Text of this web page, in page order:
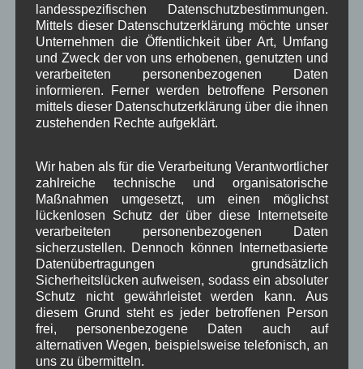
Dorferneuerung(154)
Gemeinderat
in Wallgau(1.091)
Kommunalpolitik(85)
Pressespiegel(282)
um Wallgau(258)
Wallgau im Netz(65)
Schlagwörter
1250-Jahre ,AlpenRaum , Arbeitsgruppe 1-13 ,
Arbeitsmarkt ,Asyl , Bauvorhaben ,
Bildergalerie , Brauchtum , Corona ,
Dorferneuerung , Dorfleben
Dorfplatz ,Energiewende , Fest G7 ,
landesspezifischen Datenschutzbestimmungen.
Mittels dieser Datenschutzerklärung möchte unser
Unternehmen die Öffentlichkeit über Art, Umfang
und Zweck der von uns erhobenen, genutzten und
verarbeiteten personenbezogenen Daten
informieren. Ferner werden betroffene Personen
mittels dieser Datenschutzerklärung über die ihnen
zustehenden Rechte aufgeklärt.
Wir haben als für die Verarbeitung Verantwortlicher
zahlreiche technische und organisatorische
Maßnahmen umgesetzt, um einen möglichst
lückenlosen Schutz der über diese Internetseite
verarbeiteten personenbezogenen Daten
sicherzustellen. Dennoch können Internetbasierte
Datenübertragungen grundsätzlich
Sicherheitslücken aufweisen, sodass ein absoluter
Schutz nicht gewährleistet werden kann. Aus
diesem Grund steht es jeder betroffenen Person
frei, personenbezogene Daten auch auf
alternativen Wegen, beispielsweise telefonisch, an
uns zu übermitteln.